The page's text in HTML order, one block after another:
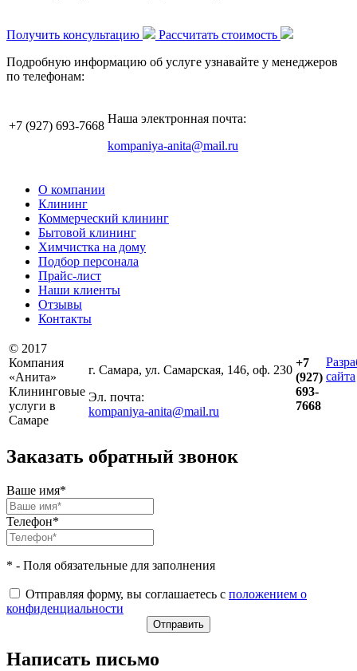
Получить консультацию
Рассчитать стоимость
Подробную информацию об услуге узнавайте у менеджеров
по телефонам:
+7 (927) 693-7668
Наша электронная почта:
kompaniya-anita@mail.ru
О компании
Клининг
Коммерческий клининг
Бытовой клининг
Химчистка на дому
Подбор персонала
Прайс-лист
Наши клиенты
Отзывы
Контакты
© 2017
Компания
«Анита»
Клининговые
услуги в
Самаре
г. Самара, ул. Самарская, 146, оф. 230
Эл. почта:
kompaniya-anita@mail.ru
+7
(927)
693-
7668
сайта
Заказать обратный звонок
Ваше имя*
Телефон*
* - Поля обязательные для заполнения
Отправляя форму, вы соглашаетесь с положением о
конфиденциальности
Написать письмо